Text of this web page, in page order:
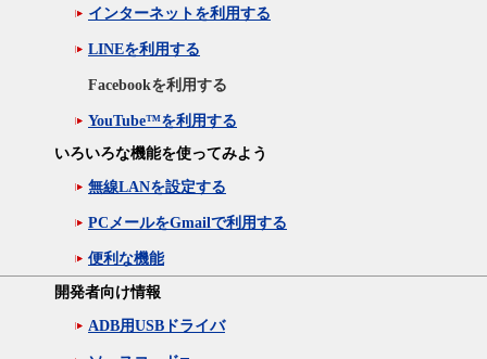
インターネットを利用する
LINEを利用する
Facebookを利用する
YouTube™を利用する
いろいろな機能を使ってみよう
無線LANを設定する
PCメールをGmailで利用する
便利な機能
開発者向け情報
ADB用USBドライバ